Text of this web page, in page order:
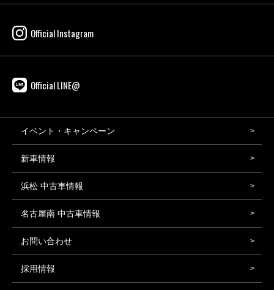
Official Instagram
Official LINE@
イベント・キャンペーン
新車情報
浜松 中古車情報
名古屋南 中古車情報
お問い合わせ
採用情報